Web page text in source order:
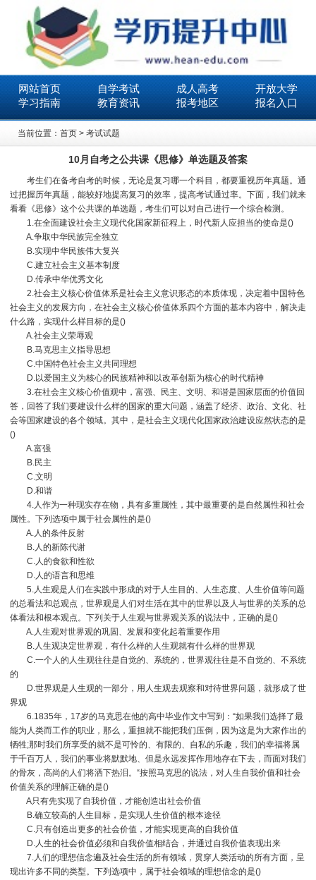
网站首页 自学考试 成人高考
开放大学
学习指南
教育资讯 报考地区 报名入口
当前位置： 首页 > 考试试题
10月自考之公共课《思修》单选题及答案
考生们在备考自考的时候，无论是复习哪一个科目，都要重视历年真题。通
过把握历年真题，能较好地提高复习的效率，提高考试通过率。下面，我们就来
看看《思修》这个公共课的单选题，考生们可以对自己进行一个综合检测。
1.在全面建设社会主义现代化国家新征程上，时代新人应担当的使命是()
A.争取中华民族完全独立
B.实现中华民族伟大复兴
C.建立社会主义基本制度
D.传承中华优秀文化
2.社会主义核心价值体系是社会主义意识形态的本质体现，决定着中国特色
社会主义的发展方向，在社会主义核心价值体系四个方面的基本内容中，解决走
什么路，实现什么样目标的是()
A.社会主义荣辱观
B.马克思主义指导思想
C.中国特色社会主义共同理想
D.以爱国主义为核心的民族精神和以改革创新为核心的时代精神
3.在社会主义核心价值观中，富强、民主、文明、和谐是国家层面的价值回
答，回答了我们要建设什么样的国家的重大问题，涵盖了经济、政治、文化、社
会等国家建设的各个领域。其中，是社会主义现代化国家政治建设应然状态的是
()
A.富强
B.民主
C.文明
D.和谐
4.人作为一种现实存在物，具有多重属性，其中最重要的是自然属性和社会
属性。下列选项中属于社会属性的是()
A.人的条件反射
B.人的新陈代谢
C.人的食欲和性欲
D.人的语言和思维
5.人生观是人们在实践中形成的对于人生目的、人生态度、人生价值等问题
的总看法和总观点，世界观是人们对生活在其中的世界以及人与世界的关系的总
体看法和根本观点。下列关于人生观与世界观关系的说法中，正确的是()
A.人生观对世界观的巩固、发展和变化起着重要作用
B.人生观决定世界观，有什么样的人生观就有什么样的世界观
C.一个人的人生观往往是自觉的、系统的，世界观往往是不自觉的、不系统
的
D.世界观是人生观的一部分，用人生观去观察和对待世界问题，就形成了世
界观
6.1835年，17岁的马克思在他的高中毕业作文中写到：“如果我们选择了最
能为人类而工作的职业，那么，重担就不能把我们压倒，因为这是为大家作出的
牺牲;那时我们所享受的就不是可怜的、有限的、自私的乐趣，我们的幸福将属
于千百万人，我们的事业将默默地、但是永远发挥作用地存在下去，而面对我们
的骨灰，高尚的人们将洒下热泪。“按照马克思的说法，对人生自我价值和社会
价值关系的理解正确的是()
A只有先实现了自我价值，才能创造出社会价值
B.确立较高的人生目标，是实现人生价值的根本途径
C.只有创造出更多的社会价值，才能实现更高的自我价值
D.人生的社会价值必须和自我价值相结合，并通过自我价值表现出来
7.人们的理想信念遍及社会生活的所有领域，贯穿人类活动的所有方面，呈
现出许多不同的类型。下列选项中，属于社会领域的理想信念的是()